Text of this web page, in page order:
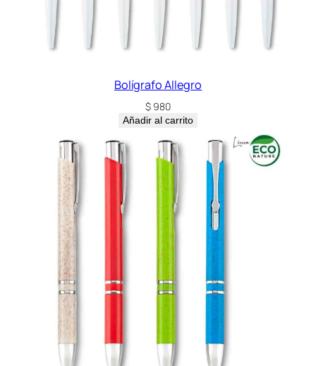
Bolígrafo Allegro
$ 980
Añadir al carrito